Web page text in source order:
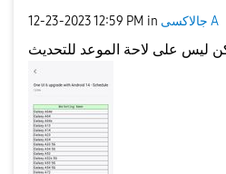
‎12-23-202312:59 PM in جالاكسى A
ليس على لاحة الموعد للتحديث